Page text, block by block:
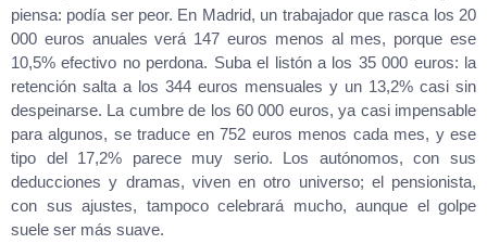
piensa: podía ser peor. En Madrid, un trabajador que rasca los 20
000 euros anuales verá 147 euros menos al mes, porque ese
10,5% efectivo no perdona. Suba el listón a los 35 000 euros: la
retención salta a los 344 euros mensuales y un 13,2% casi sin
despeinarse. La cumbre de los 60 000 euros, ya casi impensable
para algunos, se traduce en 752 euros menos cada mes, y ese
tipo del 17,2% parece muy serio. Los autónomos, con sus
deducciones y dramas, viven en otro universo; el pensionista,
con sus ajustes, tampoco celebrará mucho, aunque el golpe
suele ser más suave.